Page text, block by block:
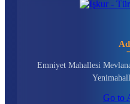
Emniyet Mahallesi
Go to